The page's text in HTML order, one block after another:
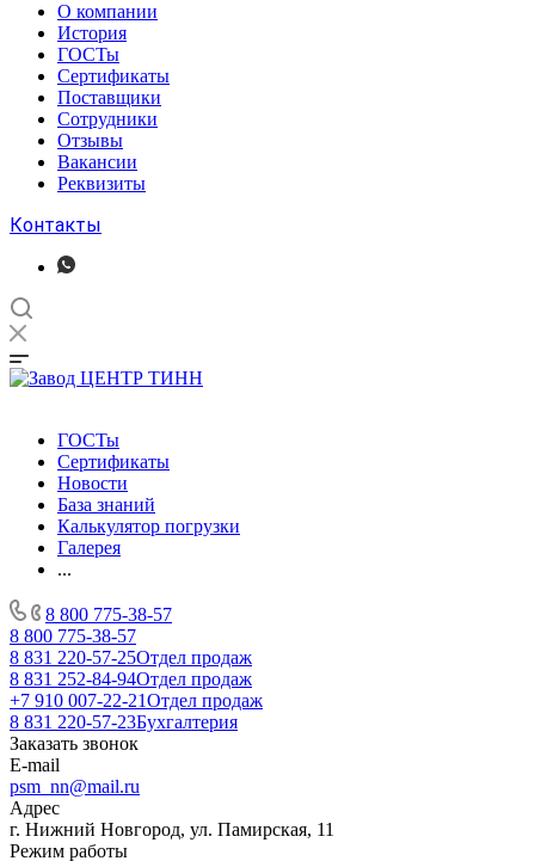
О компании
История
ГОСТы
Сертификаты
Поставщики
Сотрудники
Отзывы
Вакансии
Реквизиты
Контакты
ГОСТы
Сертификаты
Новости
База знаний
Калькулятор погрузки
Галерея
...
8 800 775-38-57
8 800 775-38-57
8 831 220-57-25Отдел продаж
8 831 252-84-94Отдел продаж
+7 910 007-22-21Отдел продаж
8 831 220-57-23Бухгалтерия
Заказать звонок
E-mail
psm_nn@mail.ru
Адрес
г. Нижний Новгород, ул. Памирская, 11
Режим работы